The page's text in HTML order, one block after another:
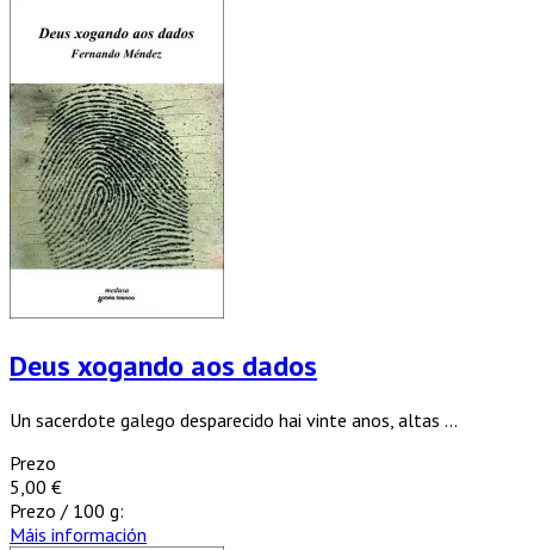
Deus xogando aos dados
Un sacerdote galego desparecido hai vinte anos, altas ...
Prezo
5,00 €
Prezo / 100 g:
Máis información